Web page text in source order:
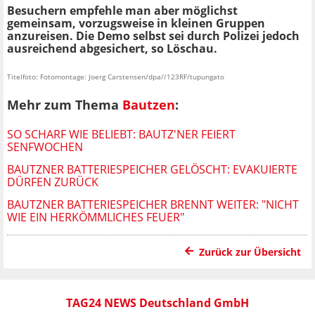
Besuchern empfehle man aber möglichst
gemeinsam, vorzugsweise in kleinen Gruppen
anzureisen. Die Demo selbst sei durch Polizei jedoch
ausreichend abgesichert, so Löschau.
Titelfoto: Fotomontage: Joerg Carstensen/dpa//123RF/tupungato
Mehr zum Thema Bautzen:
SO SCHARF WIE BELIEBT: BAUTZ'NER FEIERT
SENFWOCHEN
BAUTZNER BATTERIESPEICHER GELÖSCHT: EVAKUIERTE
DÜRFEN ZURÜCK
BAUTZNER BATTERIESPEICHER BRENNT WEITER: "NICHT
WIE EIN HERKÖMMLICHES FEUER"
Zurück zur Übersicht
TAG24 NEWS Deutschland GmbH